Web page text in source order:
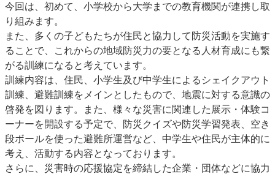
今回は、初めて、小学校から大学までの教育機関が連携し取
り組みます。
また、多くの子どもたちが住民と協力して防災活動を実施す
ることで、これからの地域防災力の要となる人材育成にも繋
がる訓練になると考えています。
訓練内容は、住民、小学生及び中学生によるシェイクアウト
訓練、避難訓練をメインとしたもので、地震に対する意識の
啓発を図ります。また、様々な災害に関連した展示・体験コ
ーナーを開設する予定で、防災クイズや防災学習発表、空き
段ボールを使った避難所運営など、中学生や住民が主体的に
考え、活動する内容となっております。
さらに、災害時の応援協定を締結した企業・団体などに協力